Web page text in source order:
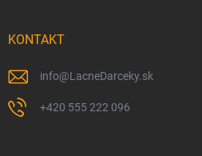
KONTAKT
info@LacneDarceky.sk
+420 555 222 096